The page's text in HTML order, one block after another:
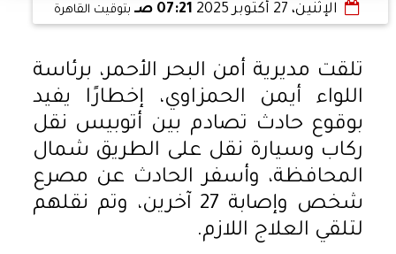
الإثنين، 27 أكتوبر 2025 07:21 صـ بتوقيت القاهرة
تلقت مديرية أمن البحر الأحمر، برئاسة
اللواء أيمن الحمزاوي، إخطارًا يفيد
بوقوع حادث تصادم بين أتوبيس نقل
ركاب وسيارة نقل على الطريق شمال
المحافظة، وأسفر الحادث عن مصرع
شخص وإصابة 27 آخرين، وتم نقلهم
لتلقي العلاج اللازم.